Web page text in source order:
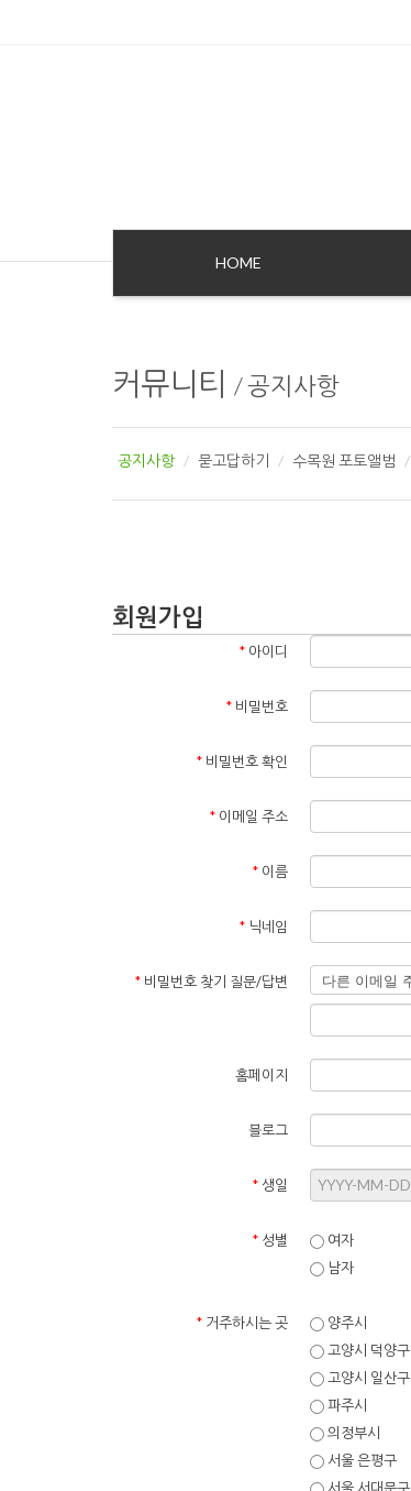
HOME
커뮤니티 /공지사항
공지사항 묻고답하기 수목원 포토앨범
회원가입
* 아이디
* 비밀번호
* 비밀번호 확인
* 이메일 주소
* 이름
* 닉네임
* 비밀번호 찾기 질문/답변
홈페이지
블로그
* 생일
* 성별
여자
남자
* 거주하시는 곳
양주시
고양시 덕양구
고양시 일산구
파주시
의정부시
서울 은평구